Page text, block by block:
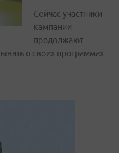
Сейчас участники
кампании
продолжают
о своих программах